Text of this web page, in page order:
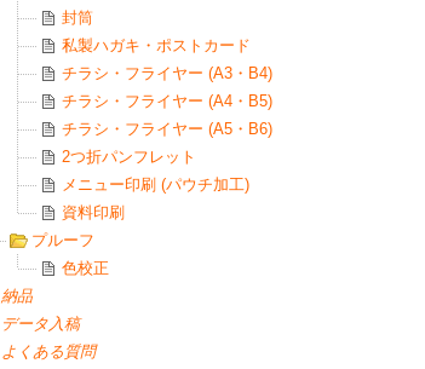
封筒
私製ハガキ・ポストカード
チラシ・フライヤー (A3・B4)
チラシ・フライヤー (A4・B5)
チラシ・フライヤー (A5・B6)
2つ折パンフレット
メニュー印刷 (パウチ加工)
資料印刷
プルーフ
色校正
納品
データ入稿
よくある質問